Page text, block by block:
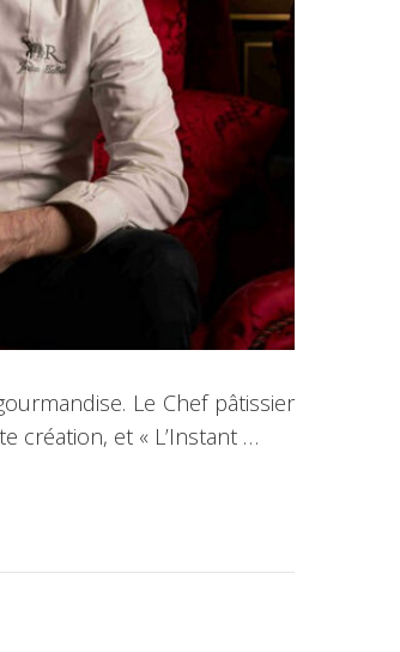
Le Chef pâtissier
création, et « L’Instant …